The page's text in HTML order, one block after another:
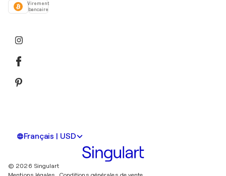
Virement
bancaire
Français | USD
© 2026 Singulart